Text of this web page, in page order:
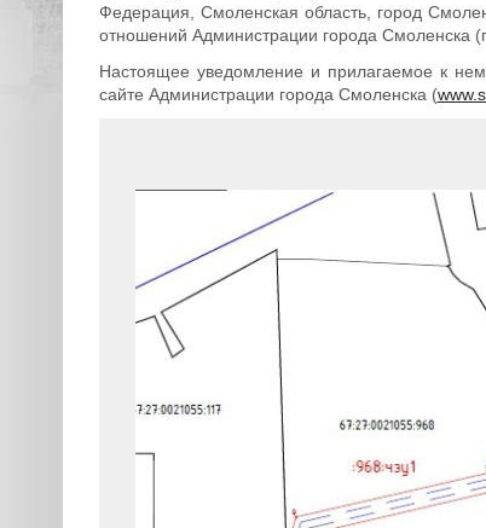
Федерация, Смоленская область, город
отношений Администрации города Смоленска
Настоящее уведомление и прилагаемое к
сайте Администрации города Смоленска (